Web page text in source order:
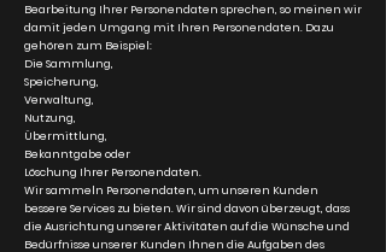
Bearbeitung Ihrer Personendaten sprechen, so meinen wir
damit jeden Umgang mit Ihren Personendaten. Dazu
gehören zum Beispiel:
Die Sammlung,
Speicherung,
Verwaltung,
Nutzung,
Übermittlung,
Bekanntgabe oder
Löschung Ihrer Personendaten.
Wir sammeln Personendaten, um unseren Kunden
bessere Services zu bieten. Wir sind davon überzeugt, dass
die Ausrichtung unserer Aktivitäten auf die Wünsche und
Bedürfnisse unserer Kunden Ihnen die Aufgaben des